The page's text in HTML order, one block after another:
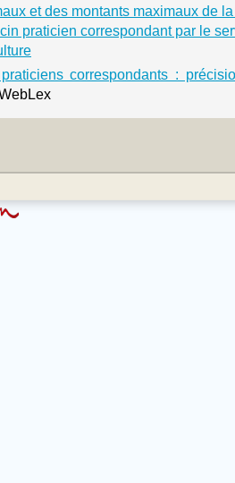
et des montants maximaux de
praticien correspondant par le
correspondants :